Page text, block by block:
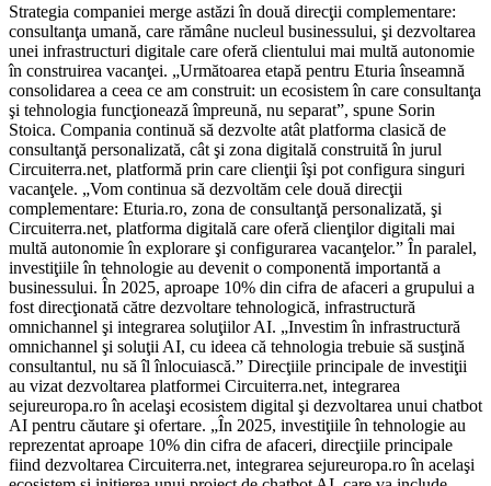
Strategia companiei merge astăzi în două direcţii complementare:
consultanţa umană, care rămâne nucleul businessului, şi dezvoltarea
unei infrastructuri digitale care oferă clientului mai multă autonomie
în construirea vacanţei. „Următoarea etapă pentru Eturia înseamnă
consolidarea a ceea ce am construit: un ecosistem în care consultanţa
şi tehnologia funcţionează împreună, nu separat”, spune Sorin
Stoica. Compania continuă să dezvolte atât platforma clasică de
consultanţă personalizată, cât şi zona digitală construită în jurul
Circuiterra.net, platformă prin care clienţii îşi pot configura singuri
vacanţele. „Vom continua să dezvoltăm cele două direcţii
complementare: Eturia.ro, zona de consultanţă personalizată, şi
Circuiterra.net, platforma digitală care oferă clienţilor digitali mai
multă autonomie în explorare şi configurarea vacanţelor.” În paralel,
investiţiile în tehnologie au devenit o componentă importantă a
businessului. În 2025, aproape 10% din cifra de afaceri a grupului a
fost direcţionată către dezvoltare tehnologică, infrastructură
omnichannel şi integrarea soluţiilor AI. „Investim în infrastructură
omnichannel şi soluţii AI, cu ideea că tehnologia trebuie să susţină
consultantul, nu să îl înlocuiască.” Direcţiile principale de investiţii
au vizat dezvoltarea platformei Circuiterra.net, integrarea
sejureuropa.ro în acelaşi ecosistem digital şi dezvoltarea unui chatbot
AI pentru căutare şi ofertare. „În 2025, investiţiile în tehnologie au
reprezentat aproape 10% din cifra de afaceri, direcţiile principale
fiind dezvoltarea Circuiterra.net, integrarea sejureuropa.ro în acelaşi